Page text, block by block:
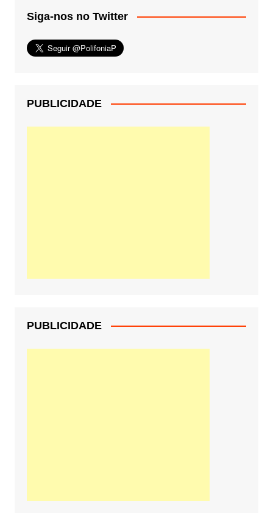
Siga-nos no Twitter
PUBLICIDADE
PUBLICIDADE